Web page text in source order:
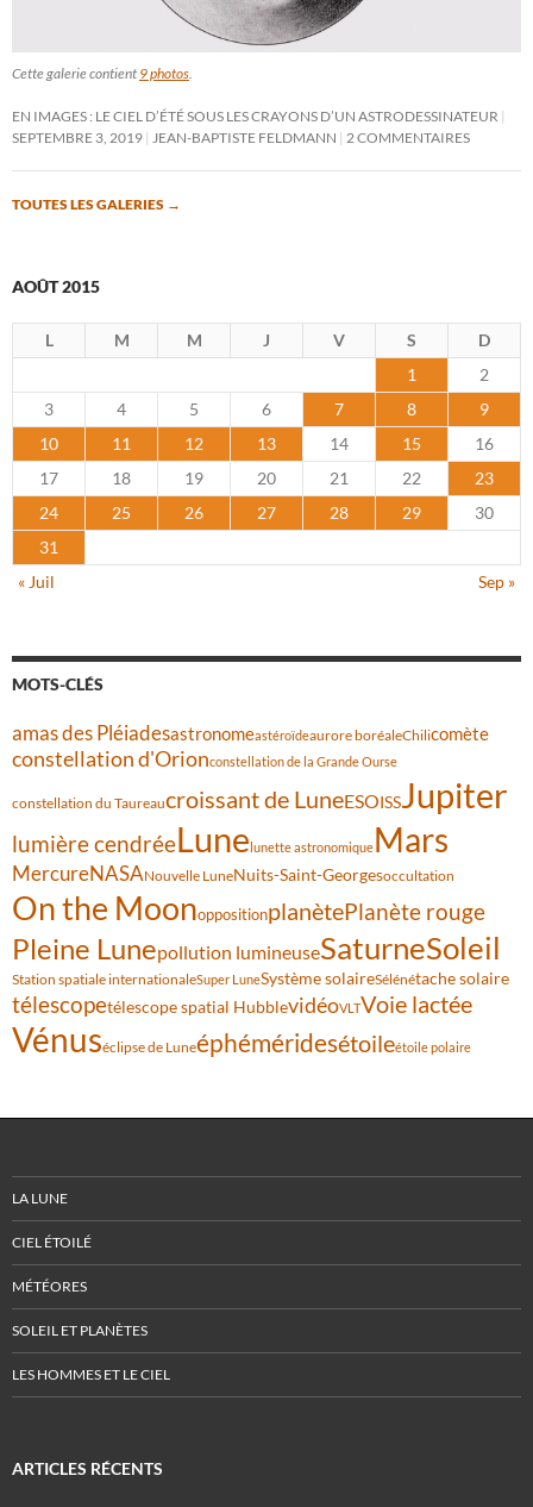
Cette galerie contient 9 photos
EN IMAGES : LE CIEL D’ÉTÉ SOUS LES CRAYONS D’UN ASTRODESSINATEUR
SEPTEMBRE 3, 2019
JEAN-BAPTISTE FELDMANN 2 COMMENTAIRES
TOUTES LES GALERIES →
AOÛT 2015
L M M J V S
D
1
2
3
4 5 6 7 8
9
10
11 12 13 14 15
16
17
18 19 20 21 22
23
24
25 26 27 28 29
30
31
« Juil
Sep »
MOTS-CLÉS
amas des Pléiadesastronomeastéroïdeaurore boréaleChilicomète
constellation d'Orionconstellation de la Grande Ourse
constellation du Taureaucroissant de LuneESOISSJupiter
lumière cendréeLunelunette astronomiqueMars
MercureNASANouvelle LuneNuits-Saint-Georgesoccultation
On the MoonoppositionplanètePlanète rouge
Pleine Lunepollution lumineuseSaturneSoleil
Station spatiale internationaleSuper LuneSystème solaireSélénétache solaire
télescopetélescope spatial HubblevidéoVLTVoie lactée
Vénuséclipse de Luneéphéméridesétoileétoile polaire
LA LUNE
CIEL ÉTOILÉ
MÉTÉORES
SOLEIL ET PLANÈTES
LES HOMMES ET LE CIEL
ARTICLES RÉCENTS